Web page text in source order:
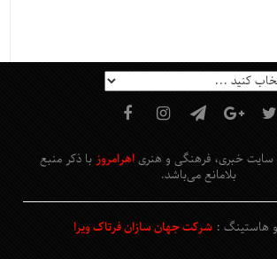
سایت خبری، فرهنگی و هنری اهرامروز با ذکر منبع
بلامانع می‌باشد.
و هاستینگ :شرکت جهان سازان فرتاک ویرا